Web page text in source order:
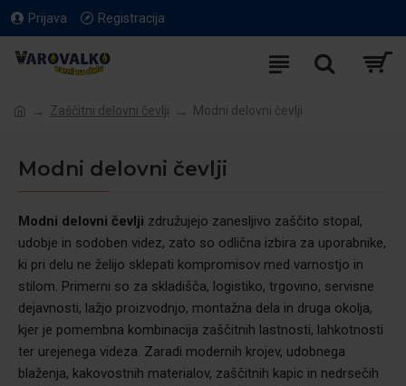
Prijava Registracija
Zaščitni delovni čevlji Modni delovni čevlji
Modni delovni čevlji
Modni delovni čevlji združujejo zanesljivo zaščito stopal,
udobje in sodoben videz, zato so odlična izbira za uporabnike,
ki pri delu ne želijo sklepati kompromisov med varnostjo in
stilom. Primerni so za skladišča, logistiko, trgovino, servisne
dejavnosti, lažjo proizvodnjo, montažna dela in druga okolja,
kjer je pomembna kombinacija zaščitnih lastnosti, lahkotnosti
ter urejenega videza. Zaradi modernih krojev, udobnega
blaženja, kakovostnih materialov, zaščitnih kapic in nedrsečih